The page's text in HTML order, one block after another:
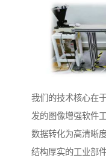
我们的技术核心在
发的图像增强软件
数据转化为高清晰
结构厚实的工业部